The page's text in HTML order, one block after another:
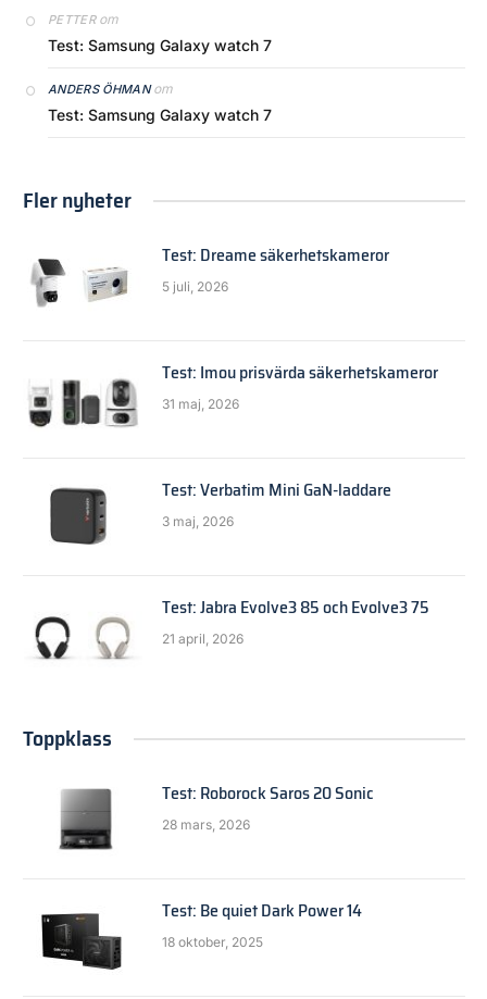
PETTERom
Test: Samsung Galaxy watch 7
ANDERS ÖHMANom
Test: Samsung Galaxy watch 7
Fler nyheter
Test: Dreame säkerhetskameror
5 juli, 2026
Test: Imou prisvärda säkerhetskameror
31 maj, 2026
Test: Verbatim Mini GaN-laddare
3 maj, 2026
Test: Jabra Evolve3 85 och Evolve3 75
21 april, 2026
Toppklass
Test: Roborock Saros 20 Sonic
28 mars, 2026
Test: Be quiet Dark Power 14
18 oktober, 2025